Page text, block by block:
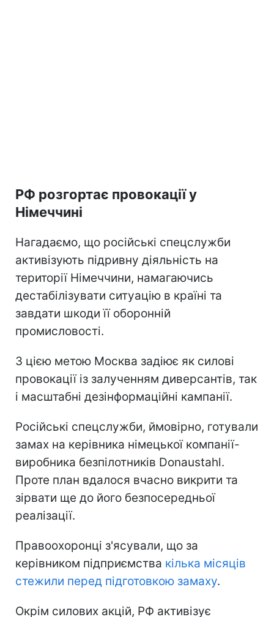
РФ розгортає провокації у
Німеччині
Нагадаємо, що російські спецслужби
активізують підривну діяльність на
території Німеччини, намагаючись
дестабілізувати ситуацію в країні та
завдати шкоди її оборонній
промисловості.
З цією метою Москва задіює як силові
провокації із залученням диверсантів, так
і масштабні дезінформаційні кампанії.
Російські спецслужби, ймовірно, готували
замах на керівника німецької компанії-
виробника безпілотників Donaustahl.
Проте план вдалося вчасно викрити та
зірвати ще до його безпосередньої
реалізації.
Правоохоронці з'ясували, що за
керівником підприємства кілька місяців
стежили перед підготовкою замаху.
Окрім силових акцій, РФ активізує